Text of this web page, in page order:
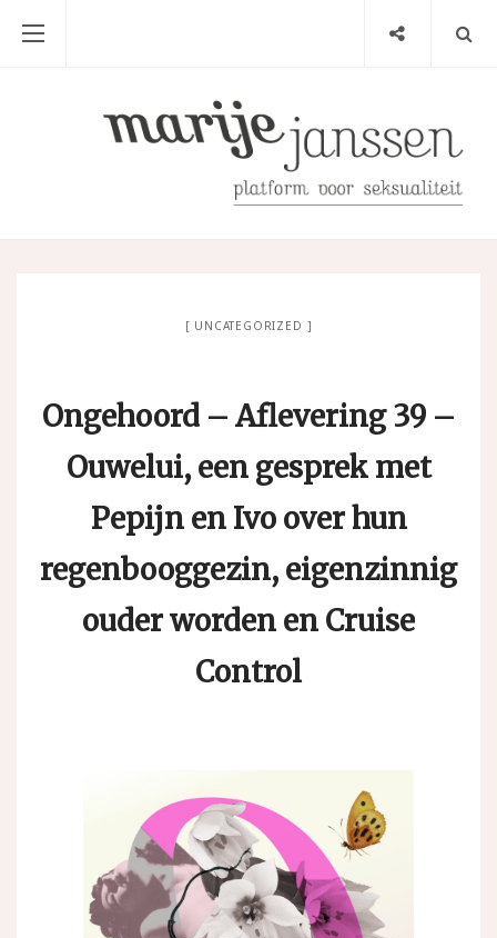
UNCATEGORIZED
Ongehoord – Aflevering 39 –
Ouwelui, een gesprek met
Pepijn en Ivo over hun
regenbooggezin, eigenzinnig
ouder worden en Cruise
Control